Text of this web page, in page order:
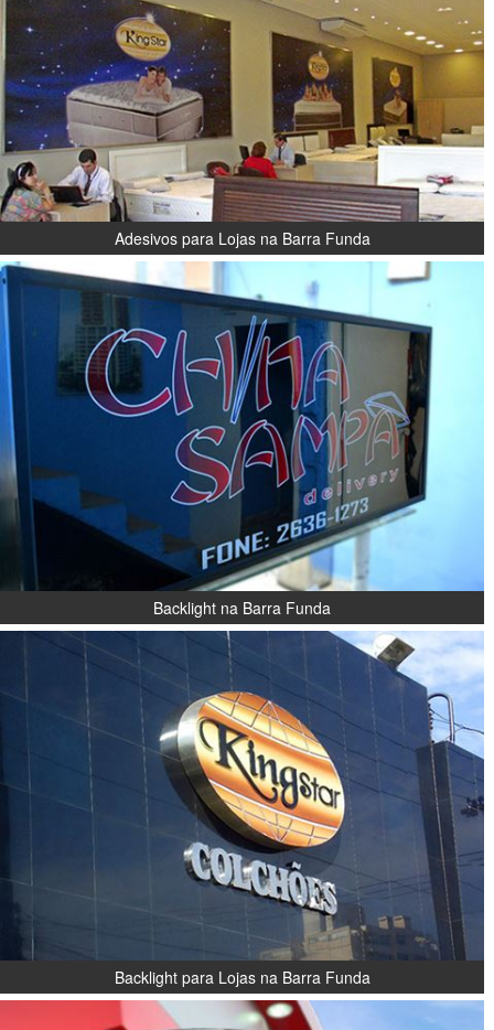
Adesivos para Lojas na Barra Funda
Backlight na Barra Funda
Backlight para Lojas na Barra Funda